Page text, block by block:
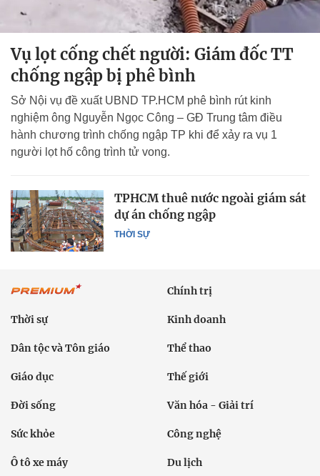
Vụ lọt cống chết người: Giám đốc TT
chống ngập bị phê bình
Sở Nội vụ đề xuất UBND TP.HCM phê bình rút kinh
nghiệm ông Nguyễn Ngọc Công – GĐ Trung tâm điều
hành chương trình chống ngập TP khi để xảy ra vụ 1
người lọt hố công trình tử vong.
THỜI SỰ
TPHCM thuê nước ngoài giám sát
dự án chống ngập
Chính trị
Thời sự Kinh doanh
Dân tộc và Tôn giáo Thể thao
Giáo dục Thế giới
Đời sống Văn hóa - Giải trí
Sức khỏe Công nghệ
Ô tô xe máy Du lịch